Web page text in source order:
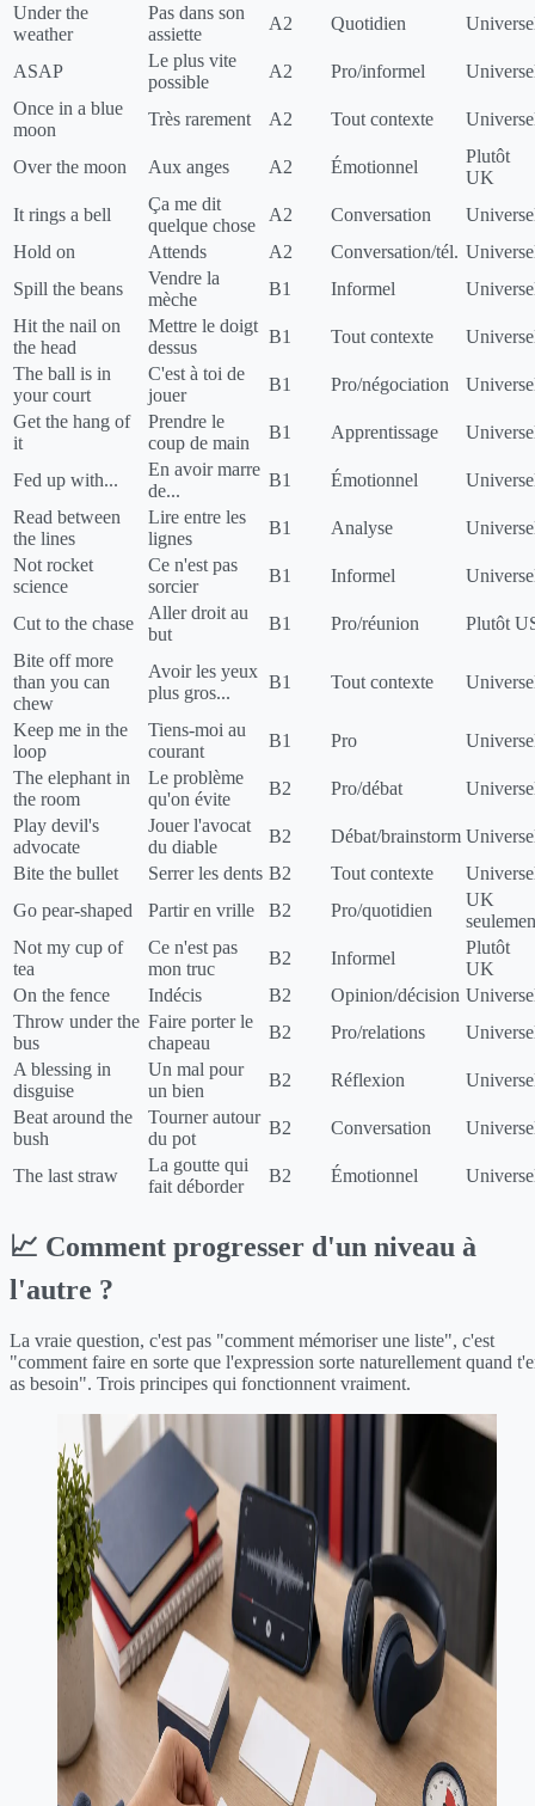
Under the
weather
Pas dans son
assiette
A2 Quotidien
ASAP
Le plus vite
possible
A2 Pro/informel
Once in a blue
moon
Très rarement A2 Tout contexte
Over the moon Aux anges A2 Émotionnel
Plutôt
UK
It rings a bell
Ça me dit
quelque chose
A2 Conversation
Hold on
Attends A2 Conversation/tél.
Spill the beans
Vendre la
mèche
B1 Informel
Hit the nail on
the head
Mettre le doigt
dessus
B1 Tout contexte
The ball is in
your court
C'est à toi de
jouer
B1 Pro/négociation
Get the hang of
it
Prendre le
coup de main
B1 Apprentissage
Fed up with...
En avoir marre
de...
B1 Émotionnel
Read between
the lines
Lire entre les
lignes
B1 Analyse
Not rocket
science
Ce n'est pas
sorcier
B1 Informel
Cut to the chase
Aller droit au
but
B1 Pro/réunion
Plutôt
Bite off more
than you can
chew
Avoir les yeux
plus gros...
B1 Tout contexte
Keep me in the
loop
Tiens-moi au
courant
B1 Pro
The elephant in
the room
Le problème
qu'on évite
B2 Pro/débat
Play devil's
advocate
Jouer l'avocat
du diable
B2 Débat/brainstorm
Bite the bullet
Serrer les dents B2 Tout contexte
Go pear-shaped
Partir en vrille B2 Pro/quotidien
UK
Not my cup of
tea
Ce n'est pas
mon truc
B2 Informel
Plutôt
UK
On the fence
Indécis B2 Opinion/décision
Throw under the
bus
Faire porter le
chapeau
B2 Pro/relations
A blessing in
disguise
Un mal pour
un bien
B2 Réflexion
Beat around the
bush
Tourner autour
du pot
B2 Conversation
The last straw
La goutte qui
fait déborder
B2 Émotionnel
📈 Comment progresser d'un niveau à
l'autre ?
La vraie question, c'est pas "comment mémoriser une liste", c'est
"comment faire en sorte que l'expression sorte naturellement quand
as besoin". Trois principes qui fonctionnent vraiment.